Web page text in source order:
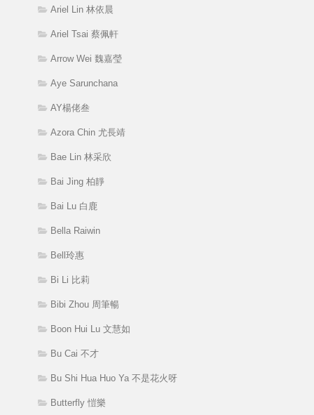
Ariel Lin 林依晨
Ariel Tsai 蔡佩軒
Arrow Wei 魏嘉瑩
Aye Sarunchana
AY楊佬叁
Azora Chin 尤長靖
Bae Lin 林采欣
Bai Jing 柏靜
Bai Lu 白鹿
Bella Raiwin
Bell玲惠
Bi Li 比莉
Bibi Zhou 周筆暢
Boon Hui Lu 文慧如
Bu Cai 不才
Bu Shi Hua Huo Ya 不是花火呀
Butterfly 愷樂